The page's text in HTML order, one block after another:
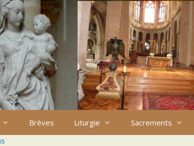
Brèves Liturgie Sacrements